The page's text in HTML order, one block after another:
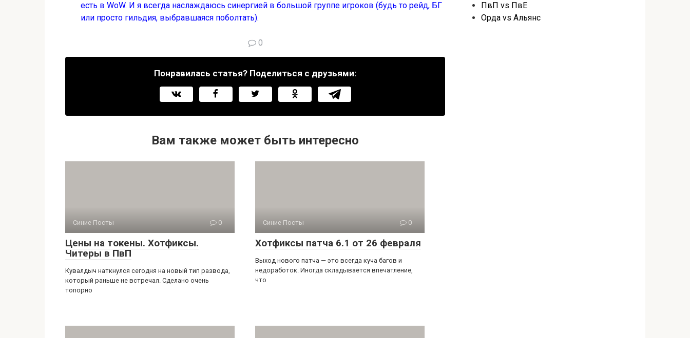
есть в WoW. И я всегда наслаждаюсь синергией в большой группе игроков (будь то рейд, БГ
или просто гильдия, выбравшаяся поболтать).
0
Понравилась статья? Поделиться с друзьями:
Вам также может быть интересно
Синие Посты 0
Цены на токены. Хотфиксы.
Читеры в ПвП
Кувалдыч наткнулся сегодня на новый тип развода,
который раньше не встречал. Сделано очень
топорно
Синие Посты 0
Хотфиксы патча 6.1 от 26 февраля
Выход нового патча — это всегда куча багов и
недоработок. Иногда складывается впечатление,
что
ПвП vs ПвЕ
Орда vs Альянс